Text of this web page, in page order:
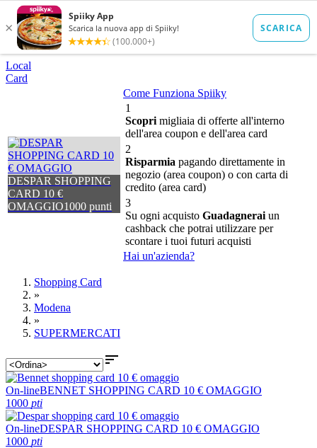
Local
Card
DESPAR SHOPPING
CARD 10 €
OMAGGIO1000 punti
Come Funziona Spiiky
1
Scopri migliaia di offerte all'interno
dell'area coupon e dell'area card
2
Risparmia pagando direttamente in
negozio (area coupon) o con carta di
credito (area card)
3
Su ogni acquisto Guadagnerai un
cashback che potrai utilizzare per
scontare i tuoi futuri acquisti
Hai un'azienda?
Shopping Card
»
Modena
»
SUPERMERCATI

On-lineBENNET SHOPPING CARD 10 € OMAGGIO
1000 pti
On-lineDESPAR SHOPPING CARD 10 € OMAGGIO
1000 pti